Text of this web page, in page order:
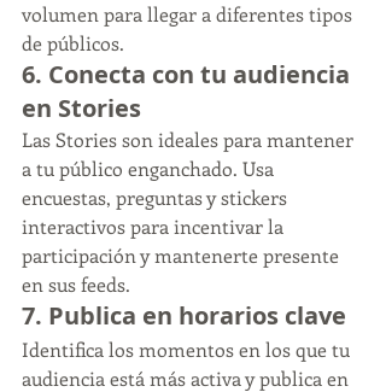
volumen para llegar a diferentes tipos
de públicos.
6. Conecta con tu audiencia
en Stories
Las Stories son ideales para mantener
a tu público enganchado. Usa
encuestas, preguntas y stickers
interactivos para incentivar la
participación y mantenerte presente
en sus feeds.
7. Publica en horarios clave
Identifica los momentos en los que tu
audiencia está más activa y publica en